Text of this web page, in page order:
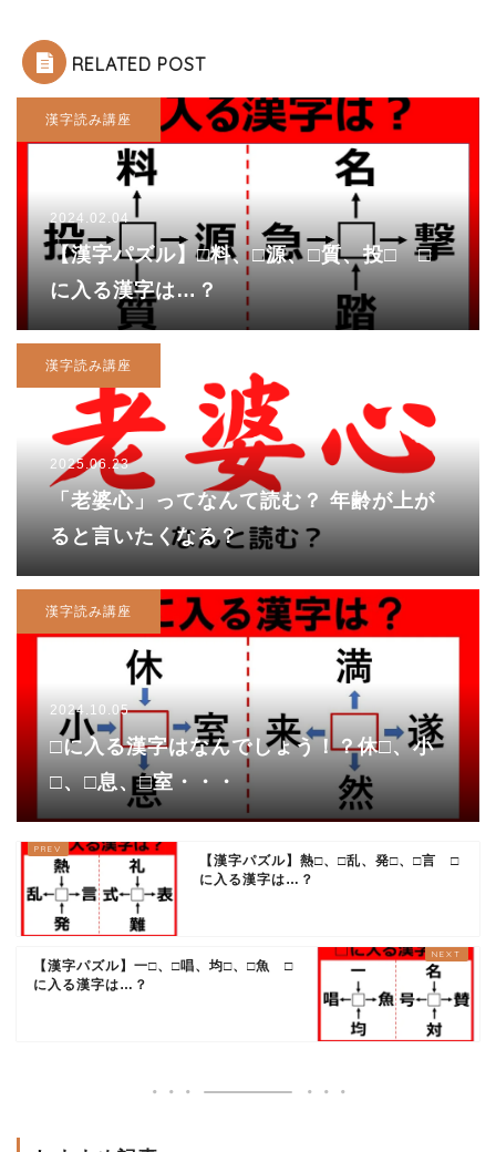
RELATED POST
漢字読み講座
2024.02.04
【漢字パズル】□料、□源、□質、投□ □
に入る漢字は…？
漢字読み講座
2025.06.23
「老婆心」ってなんて読む？ 年齢が上が
ると言いたくなる？
漢字読み講座
2024.10.05
□に入る漢字はなんでしょう！？休□、小
□、□息、□室・・・
【漢字パズル】熱□、□乱、発□、□言 □
に入る漢字は…？
【漢字パズル】一□、□唱、均□、□魚 □
に入る漢字は…？